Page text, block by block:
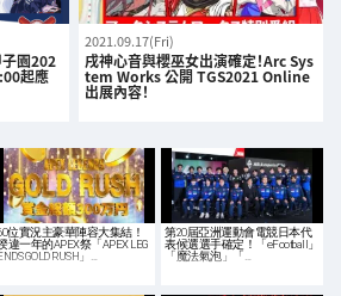
子園202
起應
2021.09.17(Fri)
戌神心音與櫻巫女出演確定！Arc Sys
tem Works 公開 TGS2021 Online
出展內容！
位實況主豪華陣容大集結！
違一年的APEX祭「APEX LEG
GOLD RUSH」…
第20屆亞洲運動會電競日本代
表候選選手確定！「eFootball」
「魔法氣泡」「…